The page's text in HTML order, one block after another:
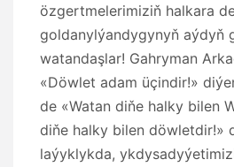
özgertmelerimiziň halkara
goldanylýandygynyň aýdyň
watandaşlar! Gahryman
«Döwlet adam üçindir!»
de «Watan diňe halky bilen
diňe halky bilen döwletdir!»
laýyklykda,